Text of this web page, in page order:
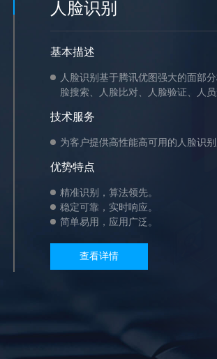
人脸识别
基本描述
人脸识别基于腾讯优图强大的面部
脸搜索、人脸比对、人脸验证、人
技术服务
为客户提供高性能高可用的人脸识
优势特点
精准识别，算法领先。
稳定可靠，实时响应。
简单易用，应用广泛。
查看详情